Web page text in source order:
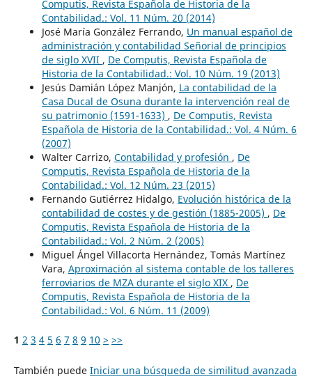
Computis, Revista Española de Historia de la
Contabilidad.: Vol. 11 Núm. 20 (2014)
José María González Ferrando, Un manual español de
administración y contabilidad Señorial de principios
de siglo XVII , De Computis, Revista Española de
Historia de la Contabilidad.: Vol. 10 Núm. 19 (2013)
Jesús Damián López Manjón, La contabilidad de la
Casa Ducal de Osuna durante la intervención real de
su patrimonio (1591-1633) , De Computis, Revista
Española de Historia de la Contabilidad.: Vol. 4 Núm. 6
(2007)
Walter Carrizo, Contabilidad y profesión , De
Computis, Revista Española de Historia de la
Contabilidad.: Vol. 12 Núm. 23 (2015)
Fernando Gutiérrez Hidalgo, Evolución histórica de la
contabilidad de costes y de gestión (1885-2005) , De
Computis, Revista Española de Historia de la
Contabilidad.: Vol. 2 Núm. 2 (2005)
Miguel Ángel Villacorta Hernández, Tomás Martínez
Vara, Aproximación al sistema contable de los talleres
ferroviarios de MZA durante el siglo XIX , De
Computis, Revista Española de Historia de la
Contabilidad.: Vol. 6 Núm. 11 (2009)
1 2 3 4 5 6 7 8 9 10 > >>
También puede Iniciar una búsqueda de similitud avanzada